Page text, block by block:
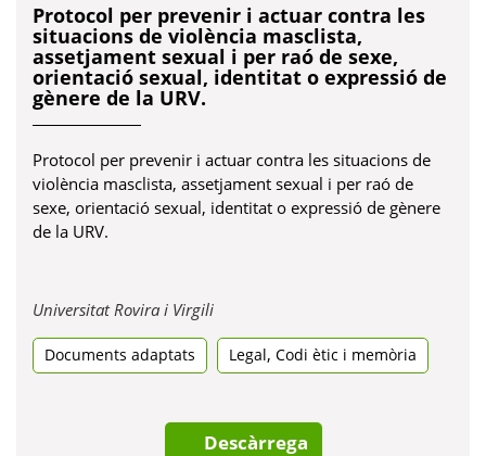
Protocol per prevenir i actuar contra les
situacions de violència masclista,
assetjament sexual i per raó de sexe,
orientació sexual, identitat o expressió de
gènere de la URV.
Protocol per prevenir i actuar contra les situacions de
violència masclista, assetjament sexual i per raó de
sexe, orientació sexual, identitat o expressió de gènere
de la URV.
Universitat Rovira i VirgiliObre
una
pestanya
Documents adaptats Legal, Codi ètic i memòria
Descàrrega